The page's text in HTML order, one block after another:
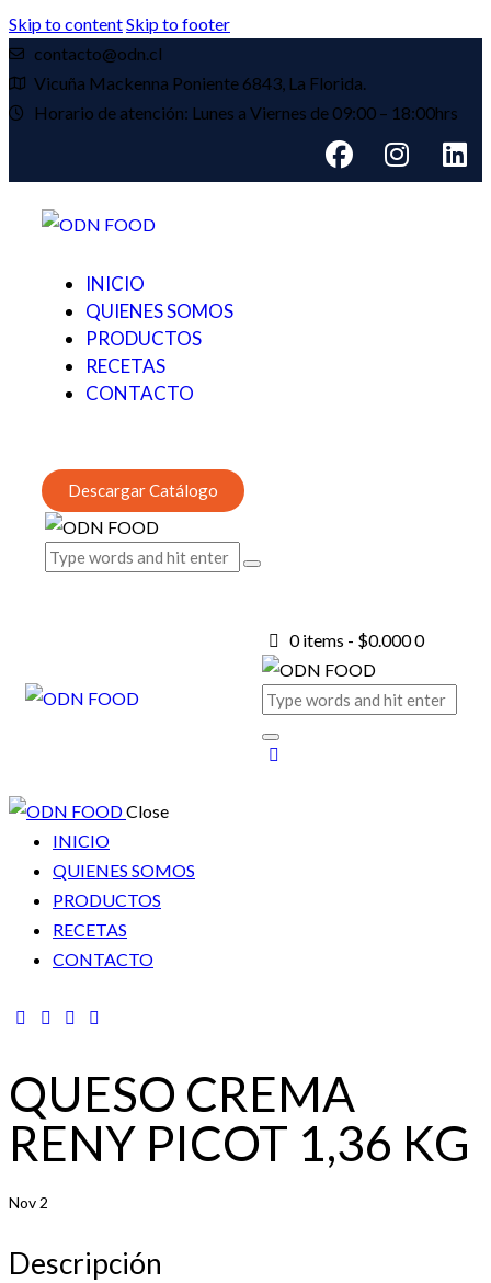
Skip to contentSkip to footer
contacto@odn.cl
Vicuña Mackenna Poniente 6843, La Florida.
Horario de atención: Lunes a Viernes de 09:00 – 18:00hrs
INICIO
QUIENES SOMOS
PRODUCTOS
RECETAS
CONTACTO
Descargar Catálogo
0 items - $0.0000
Close
INICIO
QUIENES SOMOS
PRODUCTOS
RECETAS
CONTACTO
QUESO CREMA
RENY PICOT 1,36 KG
Nov 2
Descripción